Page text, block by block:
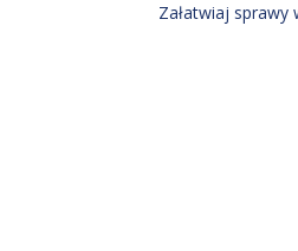
Załatwiaj sprawy